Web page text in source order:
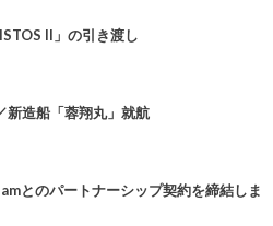
II」の引き渡し
新造船「蓉翔丸」就航
とのパートナーシップ契約を締結しま